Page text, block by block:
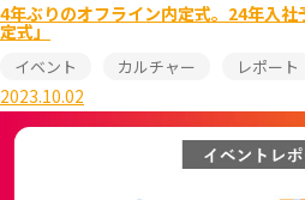
4年ぶりのオフライン内定式。24年入
定式」
イベント カルチャー レポート
2023.10.02